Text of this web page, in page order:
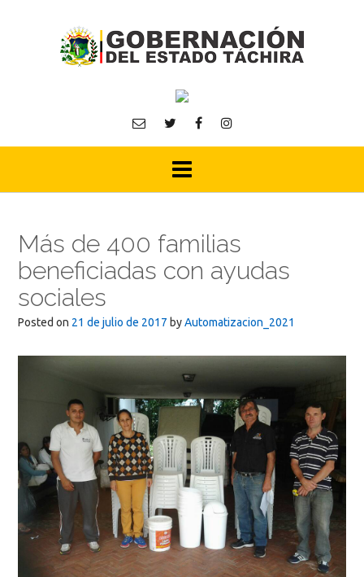
Más de 400 familias
beneficiadas con ayudas
sociales
Posted on 21 de julio de 2017 byAutomatizacion_2021